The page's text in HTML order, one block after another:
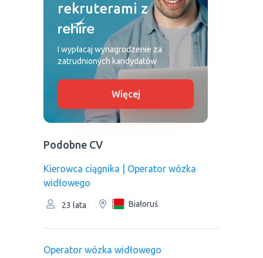
rekruterami z
I wypłacaj wynagrodzenie za
zatrudnionych kandydatów
Więcej
Podobne CV
Kierowca ciągnika | Operator wózka
widłowego
23 lata Białoruś
Operator wózka widłowego